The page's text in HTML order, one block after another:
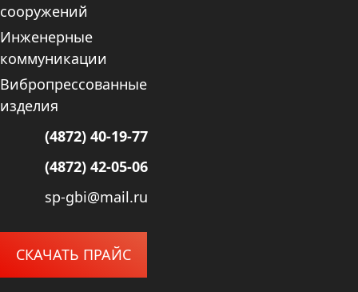
сооружений
Инженерные
коммуникации
Вибропрессованные
изделия
(4872) 40-19-77
(4872) 42-05-06
sp-gbi@mail.ru
СКАЧАТЬ ПРАЙС